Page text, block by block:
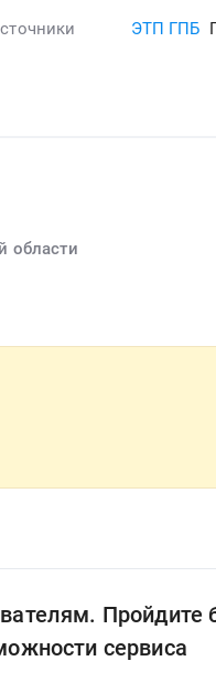
ЭТП ГПБ
области
Пройдите
сервиса